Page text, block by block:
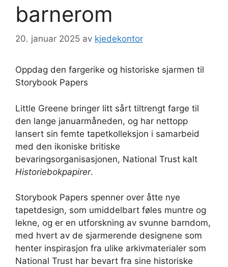
barnerom
20. januar 2025 av kjedekontor
Oppdag den fargerike og historiske sjarmen til
Storybook Papers
Little Greene bringer litt sårt tiltrengt farge til
den lange januarmåneden, og har nettopp
lansert sin femte tapetkolleksjon i samarbeid
med den ikoniske britiske
bevaringsorganisasjonen, National Trust kalt
Historiebokpapirer.
Storybook Papers spenner over åtte nye
tapetdesign, som umiddelbart føles muntre og
lekne, og er en utforskning av svunne barndom,
med hvert av de sjarmerende designene som
henter inspirasjon fra ulike arkivmaterialer som
National Trust har bevart fra sine historiske